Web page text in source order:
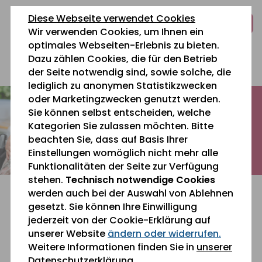
Diese Webseite verwendet Cookies
Wir verwenden Cookies, um Ihnen ein
optimales Webseiten-Erlebnis zu bieten.
Dazu zählen Cookies, die für den Betrieb
der Seite notwendig sind, sowie solche, die
lediglich zu anonymen Statistikzwecken
oder Marketingzwecken genutzt werden.
Sie können selbst entscheiden, welche
Kategorien Sie zulassen möchten. Bitte
beachten Sie, dass auf Basis Ihrer
Einstellungen womöglich nicht mehr alle
Funktionalitäten der Seite zur Verfügung
stehen. Technisch notwendige Cookies
werden auch bei der Auswahl von Ablehnen
gesetzt. Sie können Ihre Einwilligung
jederzeit von der Cookie-Erklärung auf
unserer Website ändern oder widerrufen.
Weitere Informationen finden Sie in unserer
zum
Inhalt
springen
zur
Navigation
springen
zum
Fußbereich
springen
0 26 42 40 60
Sie befinden sich gerade hier: